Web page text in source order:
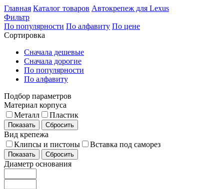
Главная Каталог товаров Автокрепеж для Lexus
Фильтр
По популярности По алфавиту По цене
Сортировка
Сначала дешевые
Сначала дорогие
По популярности
По алфавиту
Подбор параметров
Материал корпуса
Металл
Пластик
Показать Сбросить
Вид крепежа
Клипсы и пистоны
Вставка под саморез
Показать Сбросить
Диаметр основания